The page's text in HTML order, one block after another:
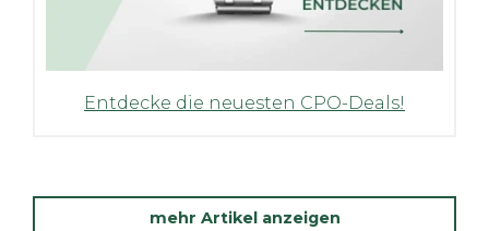
Entdecke die neuesten CPO-Deals!
mehr Artikel anzeigen